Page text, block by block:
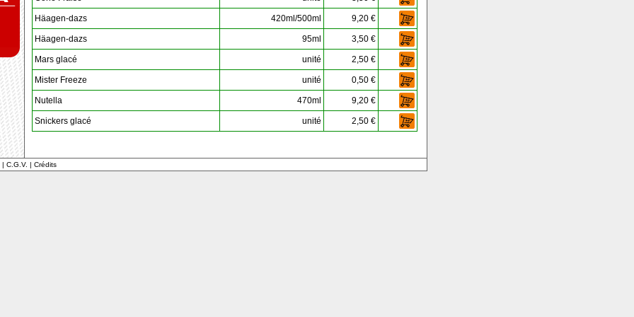
Häagen-dazs 420ml/500ml 9,20 €
Häagen-dazs 95ml 3,50 €
Mars glacé unité 2,50 €
Mister Freeze unité 0,50 €
Nutella 470ml 9,20 €
Snickers glacé unité 2,50 €
| C.G.V. | Crédits